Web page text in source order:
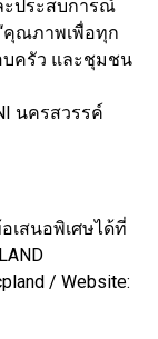
ประสบการณ์
คุณภาพเพื่อทุก
บครัว และชุมชน
นครสวรรค์
เสนอพิเศษได้ที่
/ Website: